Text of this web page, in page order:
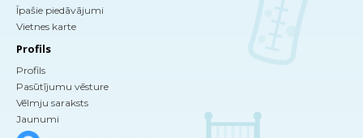
Īpašie piedāvājumi
Vietnes karte
Profils
Profils
Pasūtījumu vēsture
Vēlmju saraksts
Jaunumi